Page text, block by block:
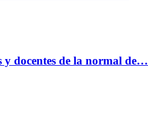
y docentes de la normal de…